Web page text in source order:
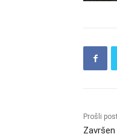
Prošli post